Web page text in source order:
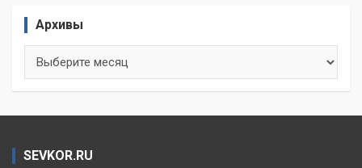
Архивы
SEVKOR.RU